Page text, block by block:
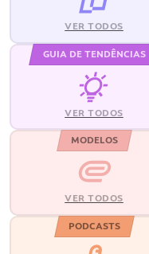
VER TODOS
GUIA DE TENDÊNCIAS
VER TODOS
MODELOS
VER TODOS
PODCASTS